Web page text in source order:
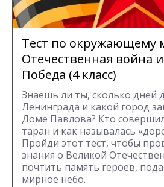
Тест по окружающему
Отечественная война
Победа (4 класс)
Знаешь ли ты, сколько дней
Ленинграда и какой город
Доме Павлова? Кто
таран и как называлась
Пройди этот тест, чтобы
знания о Великой
почтить память героев,
мирное небо.